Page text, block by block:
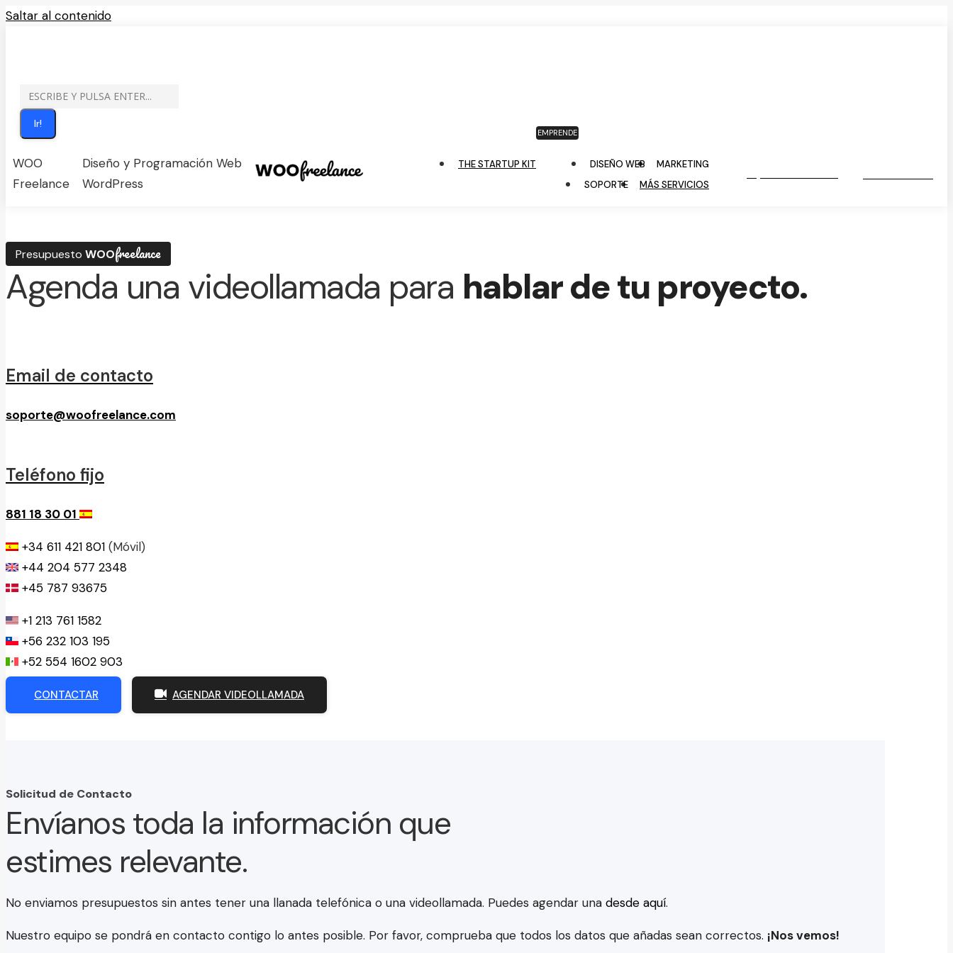
Saltar al contenido
WOO
Freelance
Diseño y Programación Web
WordPress
THE STARTUP KIT
EMPRENDE
DISEÑO WEB
MARKETING
SOPORTE
MÁS SERVICIOS
Presupuesto WOOfreelance
Agenda una videollamada para hablar de tu proyecto.
Email de contacto
soporte@woofreelance.com
Teléfono fijo
881 18 30 01
+34 611 421 801 (Móvil)
+44 204 577 2348
+45 787 93675
+1 213 761 1582
+56 232 103 195
+52 554 1602 903
CONTACTAR AGENDAR VIDEOLLAMADA
Solicitud de Contacto
Envíanos toda la información que
estimes relevante.
No enviamos presupuestos sin antes tener una llanada telefónica o una videollamada. Puedes agendar una desde aquí.
Nuestro equipo se pondrá en contacto contigo lo antes posible. Por favor, comprueba que todos los datos que añadas sean correctos. ¡Nos vemos!